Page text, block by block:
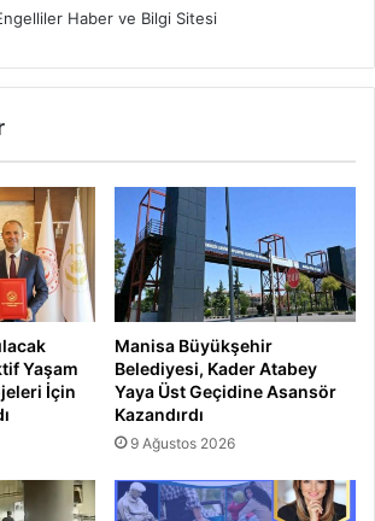
Haber ve Bilgi Sitesi
Yaşam
İçin
Manisa Büyükşehir
Belediyesi, Kader Atabey
Yaya Üst Geçidine Asansör
Kazandırdı
9 Ağustos 2026